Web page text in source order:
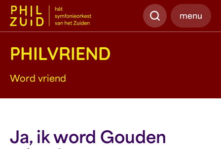
Zoeken
menu
PHILVRIEND
Word vriend
Ja, ik word Gouden